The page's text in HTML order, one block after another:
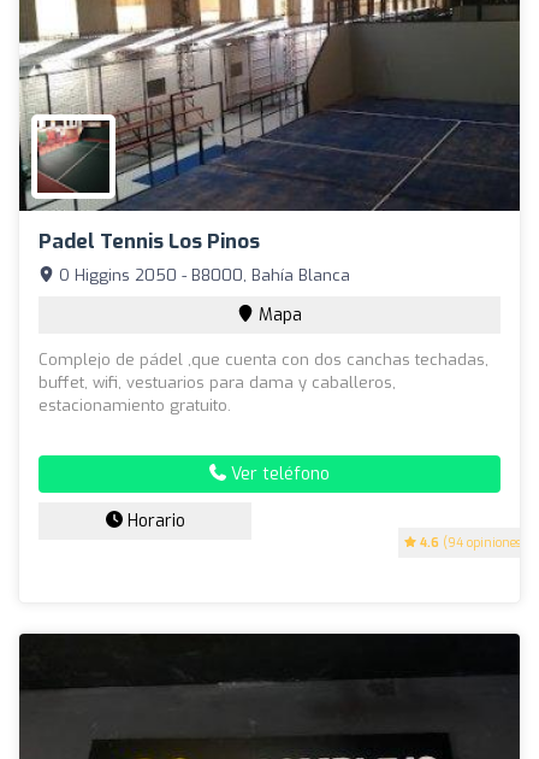
Padel Tennis Los Pinos
4.6 (94 opiniones)
O Higgins 2050 - B8000, Bahía Blanca
Mapa
Complejo de pádel ,que cuenta con dos canchas techadas,
buffet, wifi, vestuarios para dama y caballeros,
estacionamiento gratuito.
Ver teléfono
Horario